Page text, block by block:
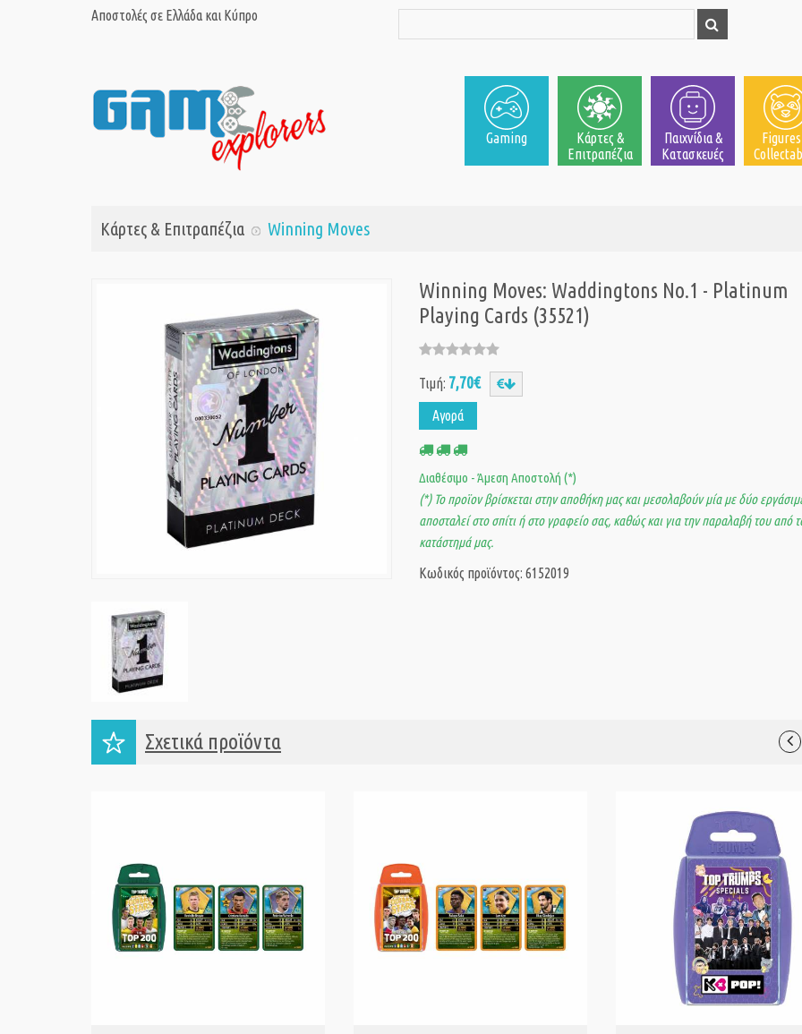
Αποστολές σε Ελλάδα και Κύπρο
Gaming
Κάρτες &
Επιτραπέζια
Παιχνίδια &
Κατασκευές
Κάρτες & Επιτραπέζια Winning Moves
Winning Moves: Waddingtons No.1 - Platinum
Playing Cards (35521)
Τιμή: 7,70€
Αγορά
Διαθέσιμο - Άμεση Αποστολή (*)
(*) Το προϊον βρίσκεται στην αποθήκη μας και μεσολαβούν μία με δύο
αποσταλεί στο σπίτι ή στο γραφείο σας, καθώς και για την παραλαβή του από
κατάστημά μας.
Κωδικός προϊόντος: 6152019
Σχετικά προϊόντα